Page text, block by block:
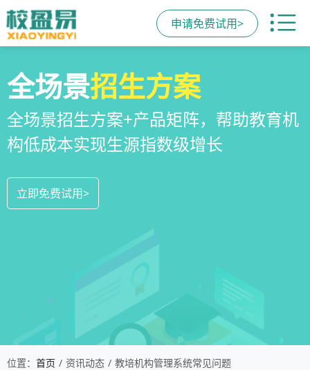
申请免费试用>
校区运营管理系统
教培机构数字化全场景运营管理系统，
全方位解决学校经营管理难题
立即免费试用>
全场景招生方案
全场景招生方案+产品矩阵，帮助教育机
构低成本实现生源指数级增长
立即免费试用>
教培机构小程序
一部手机链接机构、学员、家长，管理
更便捷，互动零距离，体验更满意
立即免费试用>
位置： 首页 资讯动态 教培机构管理系统常见问题